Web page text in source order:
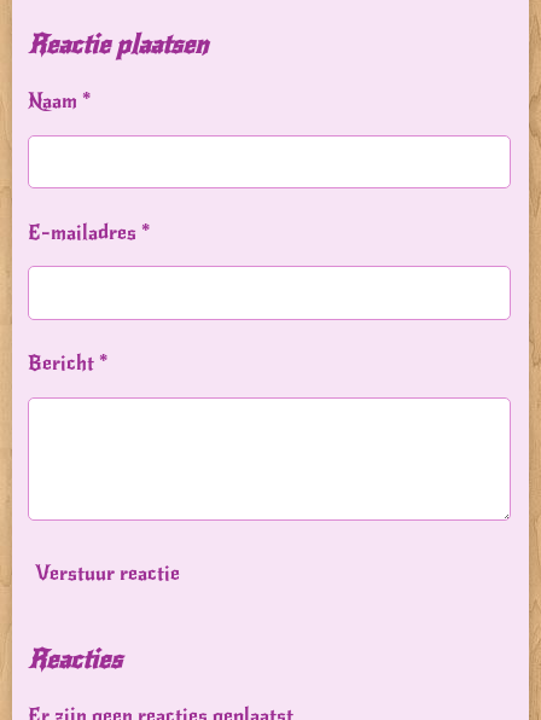
e
n
l
r
e
e
n
Reactie plaatsen
Naam *
E-mailadres *
Bericht *
Verstuur reactie
Reacties